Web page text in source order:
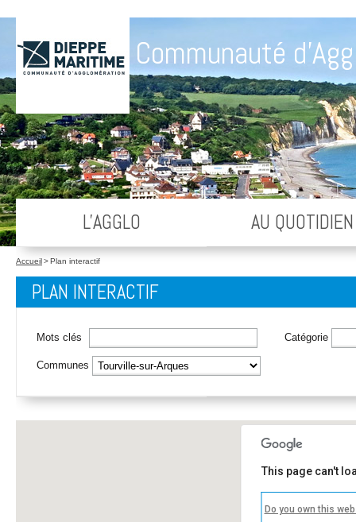
Communauté
Accueil>Plan interactif
L'AGGLO AU QUOTIDIEN
PLAN INTERACTIF
Mots clés Catégorie
Communes
This page can't
Do you own this